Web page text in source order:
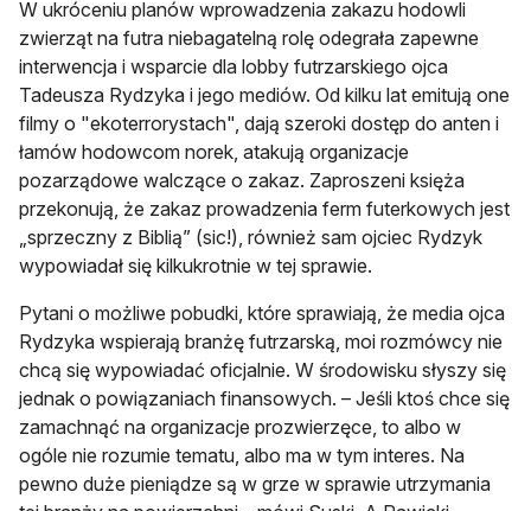
W ukróceniu planów wprowadzenia zakazu hodowli
zwierząt na futra niebagatelną rolę odegrała zapewne
interwencja i wsparcie dla lobby futrzarskiego ojca
Tadeusza Rydzyka i jego mediów. Od kilku lat emitują one
filmy o "ekoterrorystach", dają szeroki dostęp do anten i
łamów hodowcom norek, atakują organizacje
pozarządowe walczące o zakaz. Zaproszeni księża
przekonują, że zakaz prowadzenia ferm futerkowych jest
„sprzeczny z Biblią” (sic!), również sam ojciec Rydzyk
wypowiadał się kilkukrotnie w tej sprawie.
Pytani o możliwe pobudki, które sprawiają, że media ojca
Rydzyka wspierają branżę futrzarską, moi rozmówcy nie
chcą się wypowiadać oficjalnie. W środowisku słyszy się
jednak o powiązaniach finansowych. – Jeśli ktoś chce się
zamachnąć na organizacje prozwierzęce, to albo w
ogóle nie rozumie tematu, albo ma w tym interes. Na
pewno duże pieniądze są w grze w sprawie utrzymania